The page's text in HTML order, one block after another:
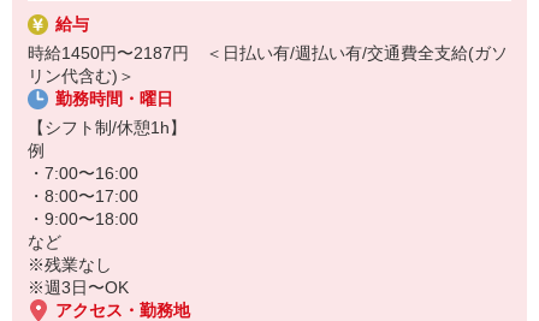
・利用者さんとのコミュニケーション
・送迎（できる方のみ）
など
働く時間は日勤帯のみ！
プライベートとの両立らくらく◎
16時・17時退社も可能♪
子育て世代活躍中です＊
給与
時給1450円〜2187円 ＜日払い有/週払い有/交通費全支給(ガソ
リン代含む)＞
勤務時間・曜日
【シフト制/休憩1h】
例
・7:00〜16:00
・8:00〜17:00
・9:00〜18:00
など
※残業なし
※週3日〜OK
アクセス・勤務地